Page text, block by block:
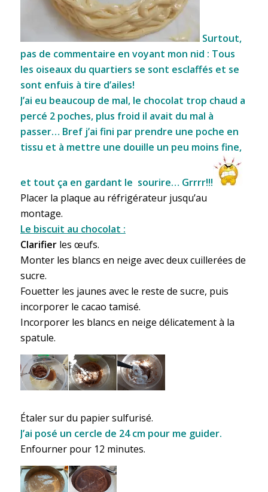
Surtout,
pas de commentaire en voyant mon nid : Tous
les oiseaux du quartiers se sont esclaffés et se
sont enfuis à tire d’ailes!
J’ai eu beaucoup de mal, le chocolat trop chaud a
percé 2 poches, plus froid il avait du mal à
passer… Bref j’ai fini par prendre une poche en
tissu et à mettre une douille un peu moins fine,
et tout ça en gardant le sourire… Grrrr!!!
Placer la plaque au réfrigérateur jusqu’au
montage.
Le biscuit au chocolat :
Clarifierles œufs.
Monter les blancs en neige avec deux cuillerées de
sucre.
Fouetter les jaunes avec le reste de sucre, puis
incorporer le cacao tamisé.
Incorporer les blancs en neige délicatement à la
spatule.
Étaler sur du papier sulfurisé.
J’ai posé un cercle de 24 cm pour me guider.
Enfourner pour 12 minutes.